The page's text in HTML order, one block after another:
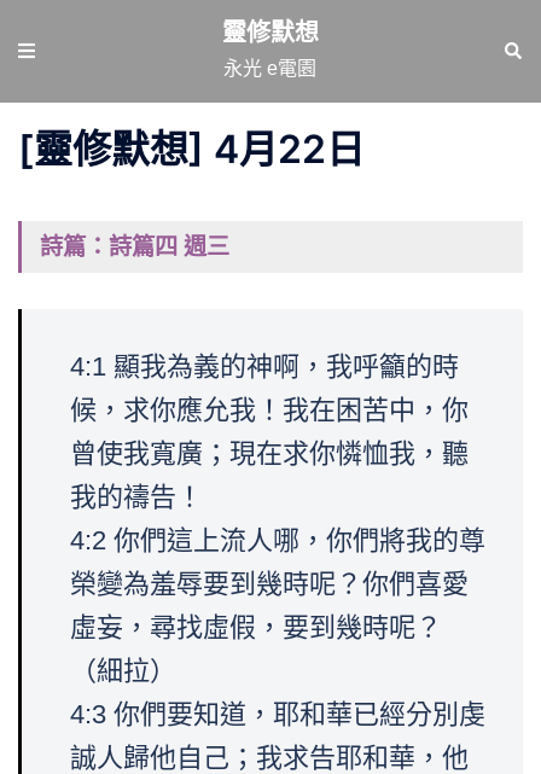
要
靈修默想
永光 e電園
[靈修默想] 4月22日
詩篇：詩篇四 週三
4:1 顯我為義的神啊，我呼籲的時
候，求你應允我！我在困苦中，你
曾使我寬廣；現在求你憐恤我，聽
我的禱告！
4:2 你們這上流人哪，你們將我的尊
榮變為羞辱要到幾時呢？你們喜愛
虛妄，尋找虛假，要到幾時呢？
（細拉）
4:3 你們要知道，耶和華已經分別虔
誠人歸他自己；我求告耶和華，他